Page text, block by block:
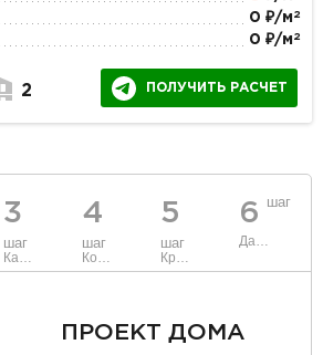
0 ₽/м 2
0 ₽/м 2
2 ПОЛУЧИТЬ РАСЧЕТ
3
шаг
Каркас и стены
4
шаг
Коммуникации
5
шаг
Крыша
6 шаг
Данные
ПРОЕКТ ДОМА